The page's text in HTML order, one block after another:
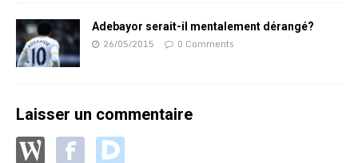
Adebayor serait-il mentalement dérangé?
26/05/2015 0 Comments
Laisser un commentaire